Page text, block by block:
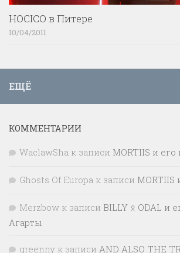
HOCICO в Питере
10/04/2011
ЕЩЁ
КОММЕНТАРИИ
WaclawSha к записи MORTIIS и его
Ghosts Of Europa к записи MORTIIS
Merzbow к записи BILLY ᛟ ODAL и
Агарты
greenny к записи AND ALSO THE